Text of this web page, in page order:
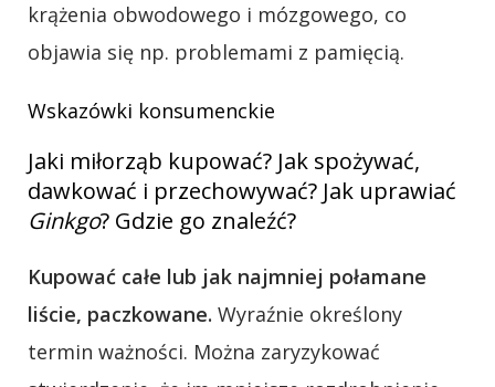
krążenia obwodowego i mózgowego, co
objawia się np. problemami z pamięcią.
Wskazówki konsumenckie
Jaki miłorząb kupować? Jak spożywać,
dawkować i przechowywać? Jak uprawiać
Ginkgo? Gdzie go znaleźć?
Kupować całe lub jak najmniej połamane
liście, paczkowane. Wyraźnie określony
termin ważności. Można zaryzykować